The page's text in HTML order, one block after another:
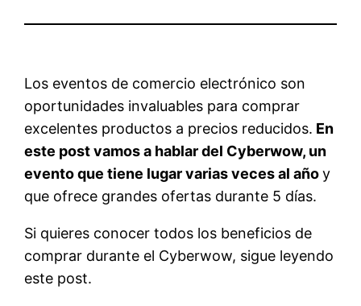
Los eventos de comercio electrónico son
oportunidades invaluables para comprar
excelentes productos a precios reducidos. En
este post vamos a hablar del Cyberwow, un
evento que tiene lugar varias veces al añoy
que ofrece grandes ofertas durante 5 días.
Si quieres conocer todos los beneficios de
comprar durante el Cyberwow, sigue leyendo
este post.